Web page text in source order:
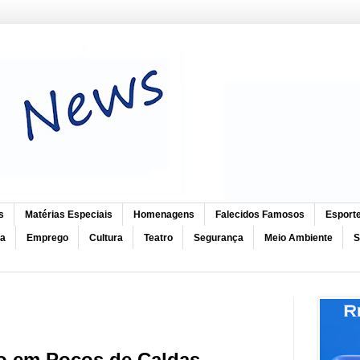
Matérias Especiais Homenagens Falecidos Famosos
Emprego Cultura Teatro Segurança Meio Ambiente